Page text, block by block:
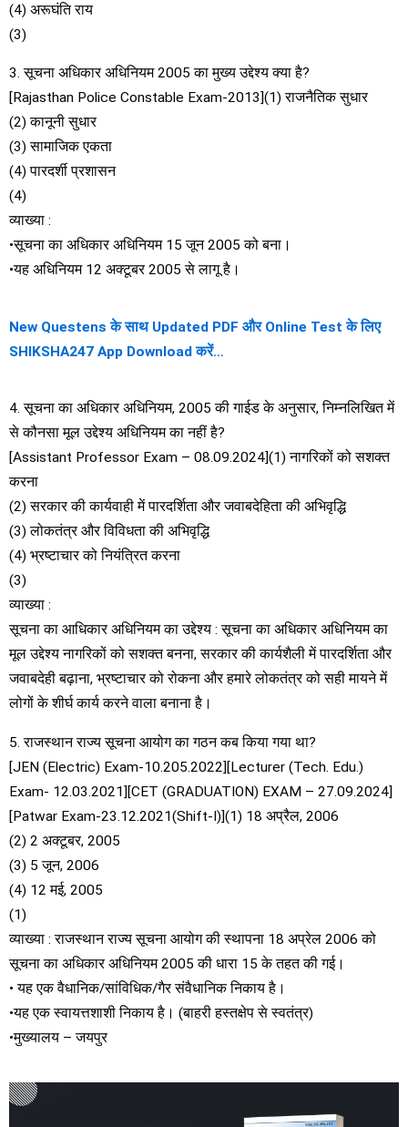
(4) अरूघंति राय
(3)
3. सूचना अधिकार अधिनियम 2005 का मुख्य उद्देश्य क्या है?
[Rajasthan Police Constable Exam-2013](1) राजनैतिक सुधार
(2) कानूनी सुधार
(3) सामाजिक एकता
(4) पारदर्शी प्रशासन
(4)
व्याख्या :
•सूचना का अधिकार अधिनियम 15 जून 2005 को बना।
•यह अधिनियम 12 अक्टूबर 2005 से लागू है।
New Questens के साथ Updated PDF और Online Test के लिए
SHIKSHA247 App Download करें…
4. सूचना का अधिकार अधिनियम, 2005 की गाईड के अनुसार, निम्नलिखित में
से कौनसा मूल उद्देश्य अधिनियम का नहीं है?
[Assistant Professor Exam – 08.09.2024](1) नागरिकों को सशक्त
करना
(2) सरकार की कार्यवाही में पारदर्शिता और जवाबदेहिता की अभिवृद्धि
(3) लोकतंत्र और विविधता की अभिवृद्धि
(4) भ्रष्टाचार को नियंत्रित करना
(3)
व्याख्या :
सूचना का आधिकार अधिनियम का उद्देश्य : सूचना का अधिकार अधिनियम का
मूल उद्देश्य नागरिकों को सशक्त बनना, सरकार की कार्यशैली में पारदर्शिता और
जवाबदेही बढ़ाना, भ्रष्टाचार को रोकना और हमारे लोकतंत्र को सही मायने में
लोगों के शीर्घ कार्य करने वाला बनाना है।
5. राजस्थान राज्य सूचना आयोग का गठन कब किया गया था?
[JEN (Electric) Exam-10.205.2022][Lecturer (Tech. Edu.)
Exam- 12.03.2021][CET (GRADUATION) EXAM – 27.09.2024]
[Patwar Exam-23.12.2021(Shift-I)](1) 18 अप्रैल, 2006
(2) 2 अक्टूबर, 2005
(3) 5 जून, 2006
(4) 12 मई, 2005
(1)
व्याख्या : राजस्थान राज्य सूचना आयोग की स्थापना 18 अप्रेल 2006 को
सूचना का अधिकार अधिनियम 2005 की धारा 15 के तहत की गई।
• यह एक वैधानिक/सांविधिक/गैर संवैधानिक निकाय है।
•यह एक स्वायत्तशाशी निकाय है। (बाहरी हस्तक्षेप से स्वतंत्र)
•मुख्यालय – जयपुर